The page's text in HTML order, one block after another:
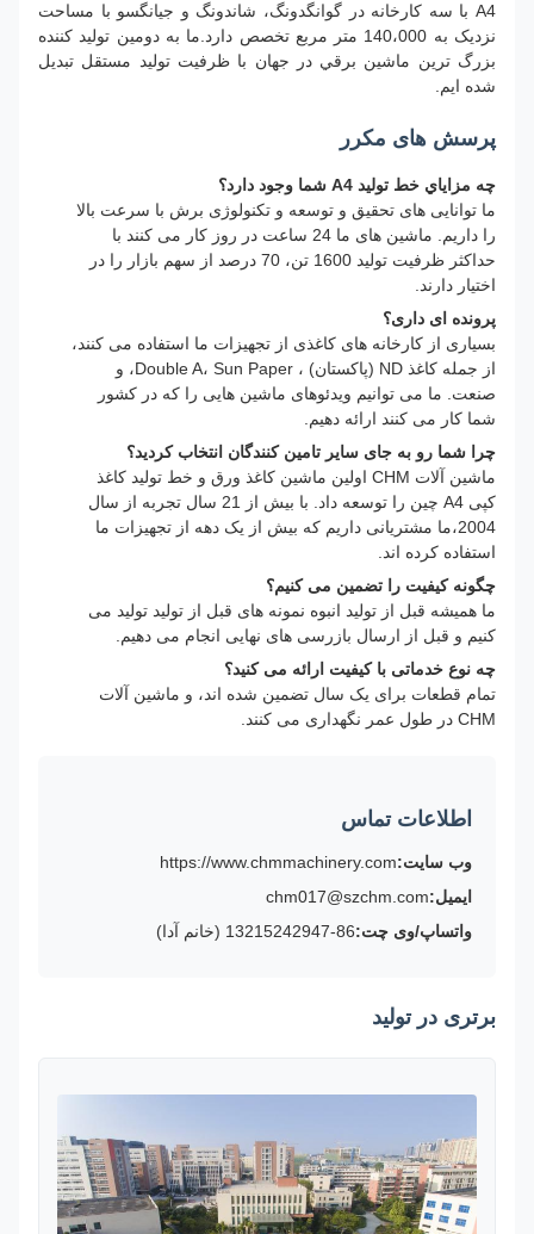
A4 با سه کارخانه در گوانگدونگ، شاندونگ و جیانگسو با مساحت
نزدیک به 140،000 متر مربع تخصص دارد.ما به دومين توليد کننده
بزرگ ترين ماشين برقي در جهان با ظرفیت توليد مستقل تبدیل
شده ايم.
پرسش های مکرر
چه مزاياي خط توليد A4 شما وجود دارد؟
ما توانایی های تحقیق و توسعه و تکنولوژی برش با سرعت بالا
را داریم. ماشین های ما 24 ساعت در روز کار می کنند با
حداکثر ظرفیت تولید 1600 تن، 70 درصد از سهم بازار را در
اختیار دارند.
پرونده ای داری؟
بسیاری از کارخانه های کاغذی از تجهیزات ما استفاده می کنند،
از جمله کاغذ ND (پاکستان) ، Double A، Sun Paper، و
صنعت. ما می توانیم ویدئوهای ماشین هایی را که در کشور
شما کار می کنند ارائه دهیم.
چرا شما رو به جای سایر تامین کنندگان انتخاب کردید؟
ماشین آلات CHM اولین ماشین کاغذ ورق و خط تولید کاغذ
کپی A4 چین را توسعه داد. با بیش از 21 سال تجربه از سال
2004،ما مشتریانی داریم که بیش از یک دهه از تجهیزات ما
استفاده کرده اند.
چگونه کیفیت را تضمین می کنیم؟
ما همیشه قبل از تولید انبوه نمونه های قبل از تولید تولید می
کنیم و قبل از ارسال بازرسی های نهایی انجام می دهیم.
چه نوع خدماتی با کیفیت ارائه می کنید؟
تمام قطعات برای یک سال تضمین شده اند، و ماشین آلات
اطلاعات تماس
وب سایت:https://www.chmmachinery.com
chm017@szchm.com
واتساپ/وی چت: 86-13215242947 (خانم آدا)
برتری در تولید